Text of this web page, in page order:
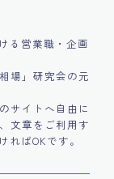
る営業職・企画
場」研究会の元
サイトへ自由に
文章をご利用す
ばOKです。